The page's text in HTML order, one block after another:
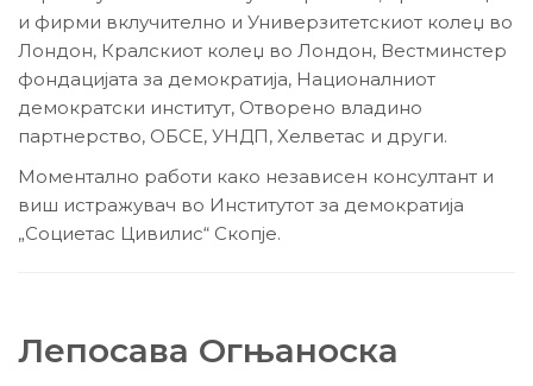
и фирми вклучително и Универзитетскиот колеџ во
Лондон, Кралскиот колеџ во Лондон, Вестминстер
фондацијата за демократија, Националниот
демократски институт, Отворено владино
партнерство, ОБСЕ, УНДП, Хелветас и други.
Моментално работи како независен консултант и
виш истражувач во Институтот за демократија
„Социетас Цивилис“ Скопје.
Лепосава Огњаноска